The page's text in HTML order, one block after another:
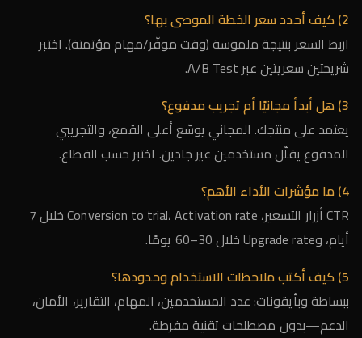
2) كيف أحدد سعر الخطة الموصى بها؟
اربط السعر بنتيجة ملموسة (وقت موفّر/مهام مؤتمتة). اختبر
شريحتين سعريتين عبر A/B Test.
3) هل أبدأ مجانيًا أم تجريب مدفوع؟
يعتمد على منتجك. المجاني يوسّع أعلى القمع، والتجريبي
المدفوع يقلّل مستخدمين غير جادين. اختبر حسب القطاع.
4) ما مؤشرات الأداء الأهم؟
CTR أزرار التسعير، Conversion to trial، Activation rate خلال 7
أيام، وUpgrade rate خلال 30–60 يومًا.
5) كيف أكتب ملاحظات الاستخدام وحدودها؟
ببساطة وبأيقونات: عدد المستخدمين، المهام، التقارير، الأمان،
الدعم—بدون مصطلحات تقنية مفرطة.